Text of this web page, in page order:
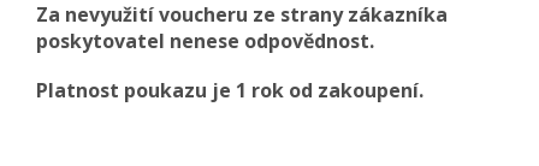
Za nevyužití voucheru ze strany zákazníka
poskytovatel nenese odpovědnost.
Platnost poukazu je 1 rok od zakoupení.